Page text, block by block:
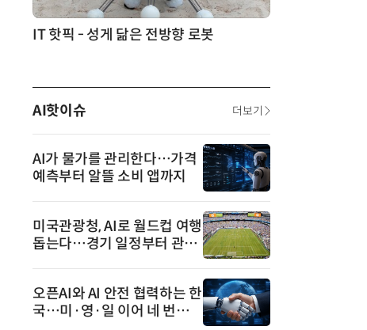
IT 핫픽 - 성게 닮은 전방향 로봇
AI핫이슈 더보기
AI가 물가를 관리한다…가격
예측부터 알뜰 소비 앱까지
미국관광청, AI로 월드컵 여행
돕는다…경기 일정부터 관광
오픈AI와 AI 안전 협력하는 한
국…미·영·일 이어 네 번째